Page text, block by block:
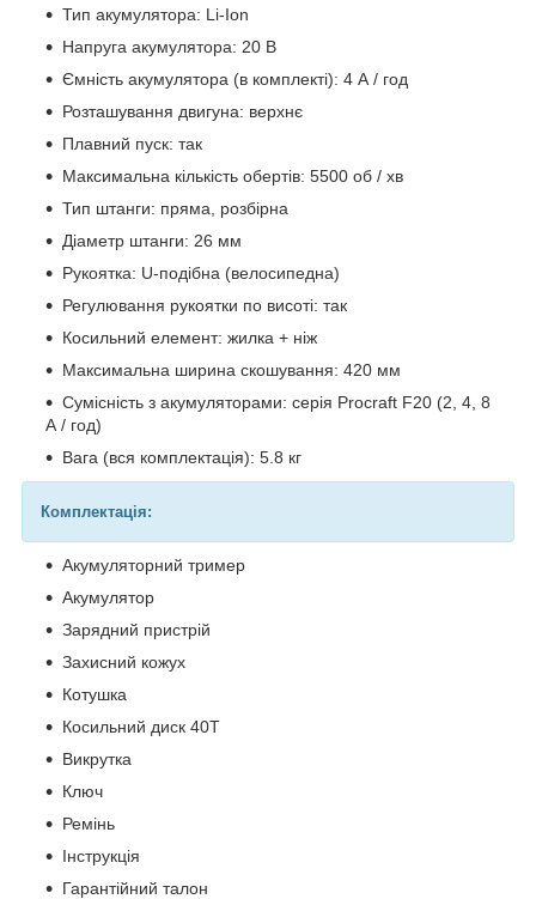
Тип акумулятора: Li-Ion
Напруга акумулятора: 20 В
Ємність акумулятора (в комплекті): 4 А / год
Розташування двигуна: верхнє
Плавний пуск: так
Максимальна кількість обертів: 5500 об / хв
Тип штанги: пряма, розбірна
Діаметр штанги: 26 мм
Рукоятка: U-подібна (велосипедна)
Регулювання рукоятки по висоті: так
Косильний елемент: жилка + ніж
Максимальна ширина скошування: 420 мм
Сумісність з акумуляторами: серія Procraft F20 (2, 4, 8
А / год)
Вага (вся комплектація): 5.8 кг
Комплектація:
Акумуляторний тример
Акумулятор
Зарядний пристрій
Захисний кожух
Котушка
Косильний диск 40Т
Викрутка
Ключ
Ремінь
Інструкція
Гарантійний талон